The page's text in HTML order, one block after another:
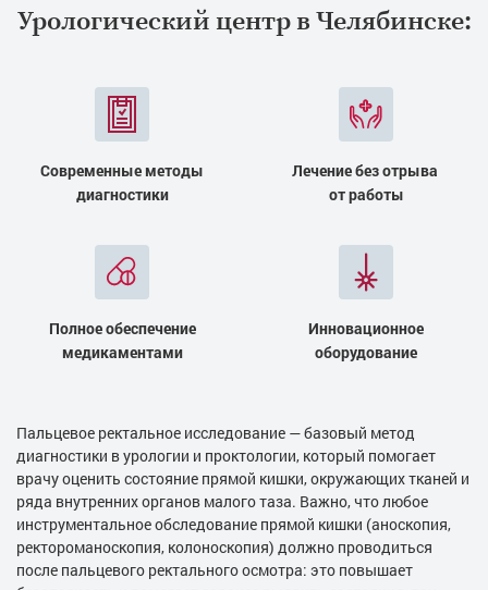
Урологический центр в Челябинске:
Современные методы
диагностики
Лечение без отрыва
от работы
Полное обеспечение
медикаментами
Инновационное
оборудование
Пальцевое ректальное исследование — базовый метод
диагностики в урологии и проктологии, который помогает
врачу оценить состояние прямой кишки, окружающих тканей и
ряда внутренних органов малого таза. Важно, что любое
инструментальное обследование прямой кишки (аноскопия,
ректороманоскопия, колоноскопия) должно проводиться
после пальцевого ректального осмотра: это повышает